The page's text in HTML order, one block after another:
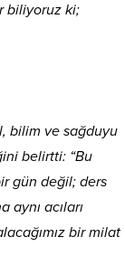
biliyoruz ki;
bilim ve sağduyu
belirtti: “Bu
gün değil; ders
aynı acıları
bir milat